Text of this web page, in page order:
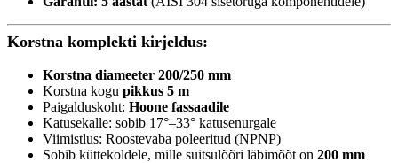
Korstna komplekti kirjeldus:
Korstna diameeter 200/250 mm
Korstna kogu pikkus 5 m
Paigalduskoht: Hoone fassaadile
Katusekalle: sobib 17°–33° katusenurgale
Viimistlus: Roostevaba poleeritud (NPNP)
Sobib küttekoldele, mille suitsulõõri läbimõõt on 200 mm